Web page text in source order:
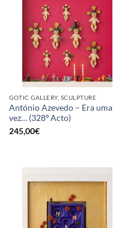
GOTIC GALLERY, SCULPTURE
António Azevedo – Era uma
vez… (328º Acto)
245,00€